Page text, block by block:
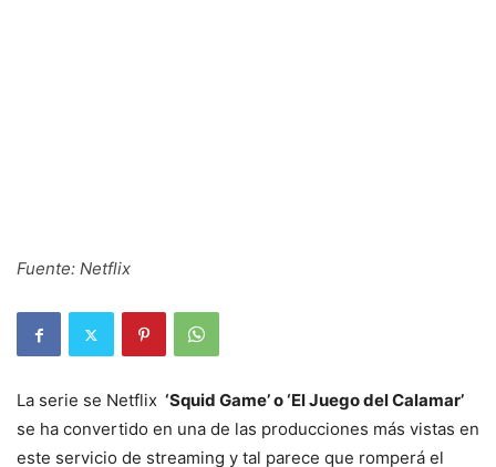
Fuente: Netflix
La serie se Netflix ‘Squid Game’ o ‘El Juego del Calamar’
se ha convertido en una de las producciones más vistas en
este servicio de streaming y tal parece que romperá el